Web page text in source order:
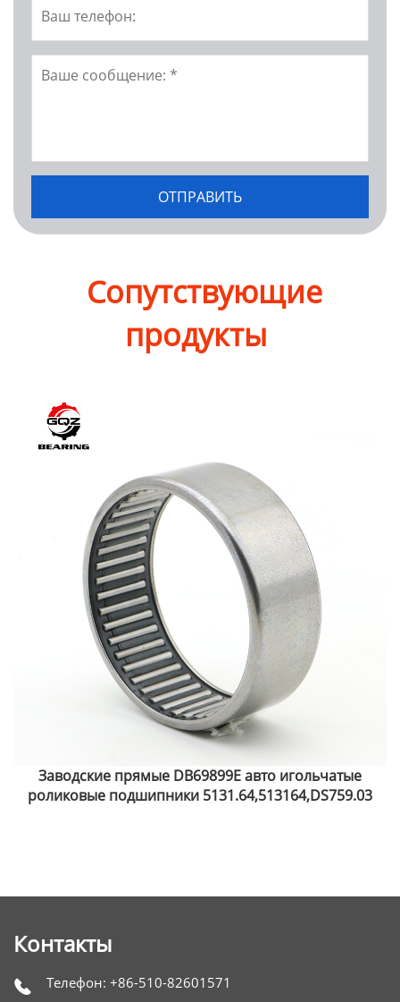
Сопутствующие
продукты
Заводские прямые DBF70697 авто игольчатые
роликовые подшипники 5132.55,513255,DS759.09
Контакты
 Телефон: +86-510-82601571